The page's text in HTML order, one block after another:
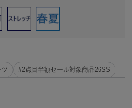
#2点目半額セール対象商品26SS